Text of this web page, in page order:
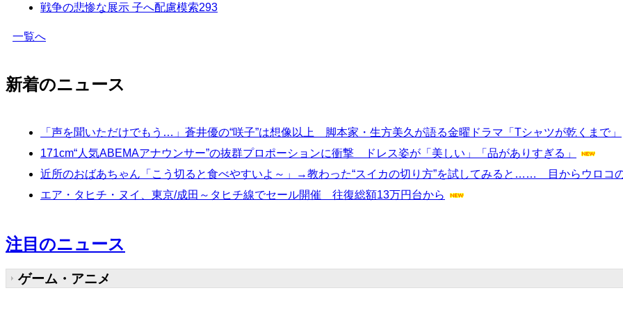
戦争の悲惨な展示 子へ配慮模索293
一覧へ
新着のニュース
「声を聞いただけでもう…」蒼井優の“咲子”は想像以上 脚本家・生方美久が語る金曜ドラマ「Tシャツが乾くまで」
171cm“人気ABEMAアナウンサー”の抜群プロポーションに衝撃 ドレス姿が「美しい」「品がありすぎる」
近所のおばあちゃん「こう切ると食べやすいよ～」→教わった“スイカの切り方”を試してみると…… 目からウロコの
エア・タヒチ・ヌイ、東京/成田～タヒチ線でセール開催 往復総額13万円台から
注目のニュース
ゲーム・アニメ